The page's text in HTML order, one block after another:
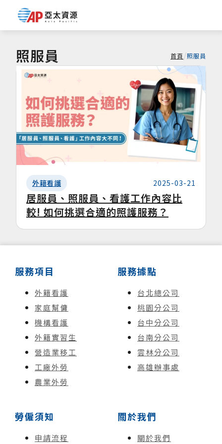
照服員 首頁 /照服員
外籍看護 2025-03-21
居服員、照服員、看護工作內容比
較! 如何挑選合適的照護服務？
服務項目
外籍看護
家庭幫傭
機構看護
外籍實習生
營造業移工
工廠外勞
農業外勞
服務據點
台北總公司
桃園分公司
台中分公司
台南分公司
雲林分公司
高雄辦事處
勞僱須知
申請流程
關於我們
關於我們